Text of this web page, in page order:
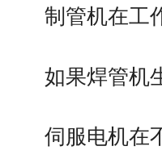
制管机在工
如果焊管机
伺服电机在